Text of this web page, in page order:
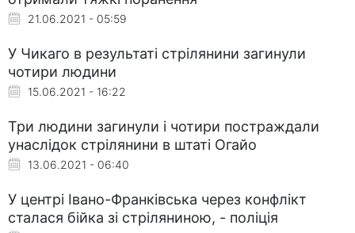
21.06.2021 - 05:59
У Чикаго в результаті стрілянини загинули
чотири людини
15.06.2021 - 16:22
Три людини загинули і чотири постраждали
унаслідок стрілянини в штаті Огайо
13.06.2021 - 06:40
У центрі Івано-Франківська через конфлікт
сталася бійка зі стріляниною, - поліція